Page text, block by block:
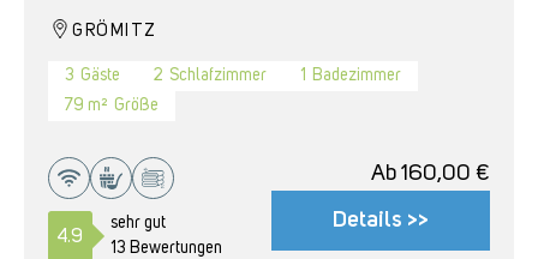
GRÖMITZ
3 Gäste 2 Schlafzimmer 1
Badezimmer
79 m² Größe
4.9
sehr gut
13 Bewertungen
Ab 160,00 €
Details >>